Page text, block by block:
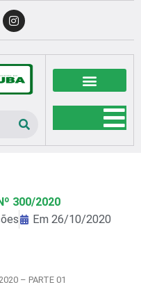
I
n
s
a
g
r
a
300/2020
Em 26/10/2020
– PARTE 01